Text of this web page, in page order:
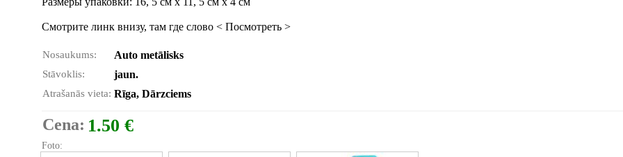
Смотрите линк внизу, там где слово < Посмотреть >
Nosaukums: Auto metālisks
Stāvoklis: jaun.
Atrašanās vieta: Rīga, Dārzciems
Cena: 1.50 €
Foto: